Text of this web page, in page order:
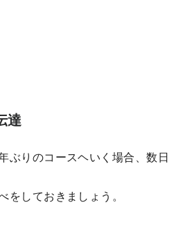
達
ぶりのコースヘいく場合、数日
をしておきましょう。